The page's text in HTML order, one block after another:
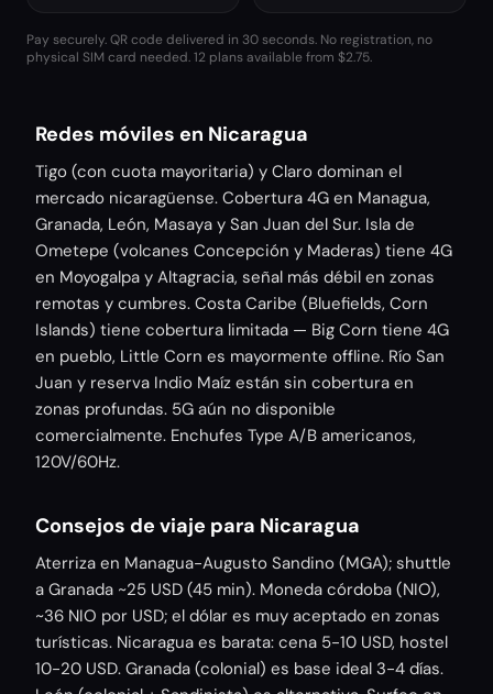
Pay securely. QR code delivered in 30 seconds. No registration, no
physical SIM card needed.12 plans available from $2.75.
Redes móviles en Nicaragua
Tigo (con cuota mayoritaria) y Claro dominan el
mercado nicaragüense. Cobertura 4G en Managua,
Granada, León, Masaya y San Juan del Sur. Isla de
Ometepe (volcanes Concepción y Maderas) tiene 4G
en Moyogalpa y Altagracia, señal más débil en zonas
remotas y cumbres. Costa Caribe (Bluefields, Corn
Islands) tiene cobertura limitada — Big Corn tiene 4G
en pueblo, Little Corn es mayormente offline. Río San
Juan y reserva Indio Maíz están sin cobertura en
zonas profundas. 5G aún no disponible
comercialmente. Enchufes Type A/B americanos,
120V/60Hz.
Consejos de viaje para Nicaragua
Aterriza en Managua-Augusto Sandino (MGA); shuttle
a Granada ~25 USD (45 min). Moneda córdoba (NIO),
~36 NIO por USD; el dólar es muy aceptado en zonas
turísticas. Nicaragua es barata: cena 5-10 USD, hostel
10-20 USD. Granada (colonial) es base ideal 3-4 días.